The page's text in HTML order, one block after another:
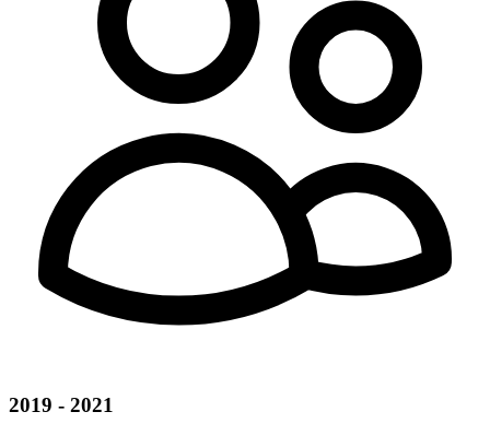
2019 - 2021